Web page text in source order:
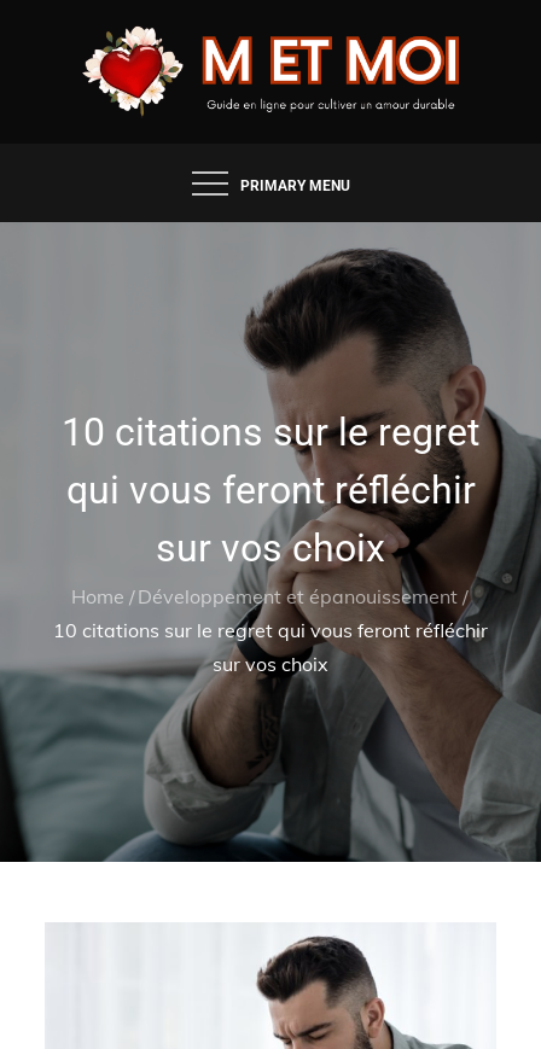
PRIMARY MENU
10 citations sur le regret
qui vous feront réfléchir
sur vos choix
Home
Développement et épanouissement
10 citations sur le regret qui vous feront réfléchir
sur vos choix